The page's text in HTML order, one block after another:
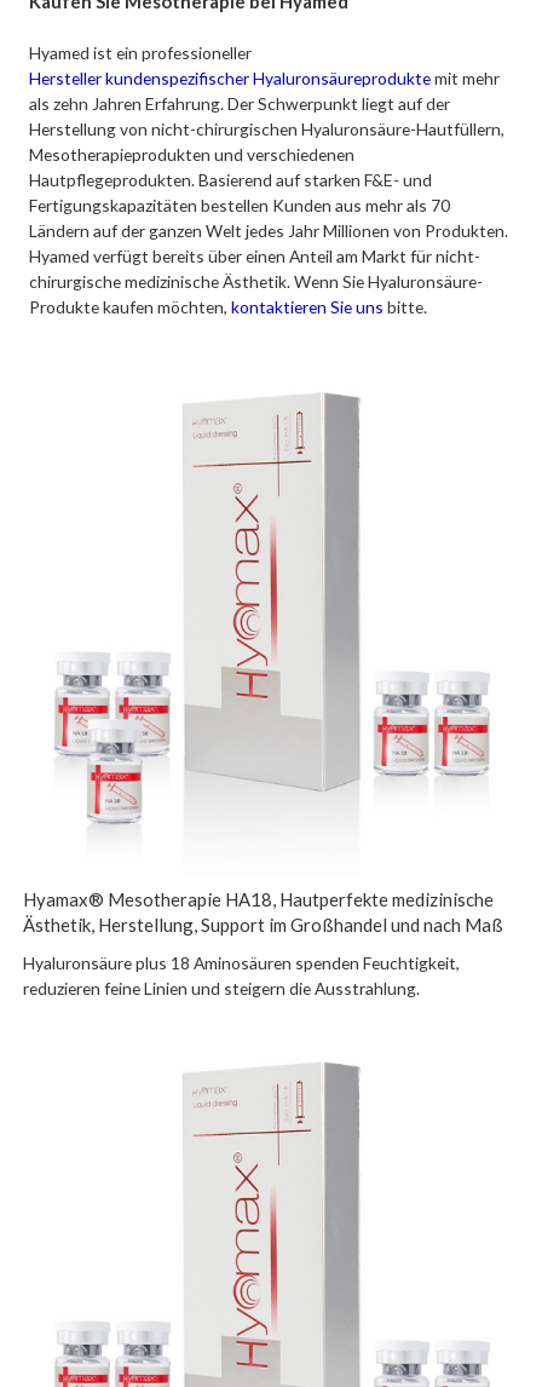
Hyamed ist ein professioneller
Hersteller kundenspezifischer Hyaluronsäureproduktemit mehr
als zehn Jahren Erfahrung. Der Schwerpunkt liegt auf der
Herstellung von nicht-chirurgischen Hyaluronsäure-Hautfüllern,
Mesotherapieprodukten und verschiedenen
Hautpflegeprodukten. Basierend auf starken F&E- und
Fertigungskapazitäten bestellen Kunden aus mehr als 70
Ländern auf der ganzen Welt jedes Jahr Millionen von Produkten.
Hyamed verfügt bereits über einen Anteil am Markt für nicht-
chirurgische medizinische Ästhetik. Wenn Sie Hyaluronsäure-
Produkte kaufen möchten,kontaktieren Sie uns bitte.
Hyamax® Mesotherapie HA18, Hautperfekte medizinische
Ästhetik, Herstellung, Support im Großhandel und nach Maß
Hyaluronsäure plus 18 Aminosäuren spenden Feuchtigkeit,
reduzieren feine Linien und steigern die Ausstrahlung.